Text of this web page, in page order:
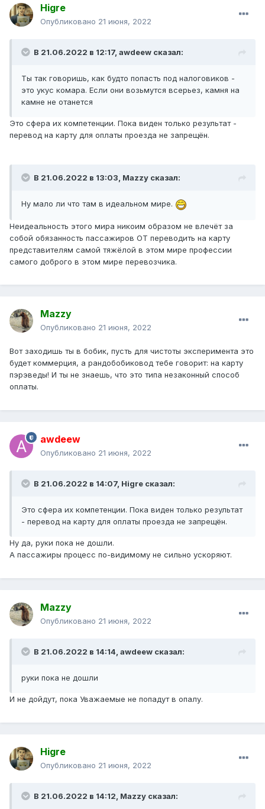
Higre
Опубликовано 21 июня, 2022
В 21.06.2022 в 12:17, awdeew сказал:
Ты так говоришь, как будто попасть под налоговиков -
это укус комара. Если они возьмутся всерьез, камня на
камне не отанется
Это сфера их компетенции. Пока виден только результат -
перевод на карту для оплаты проезда не запрещён.
В 21.06.2022 в 13:03, Mazzy сказал:
Ну мало ли что там в идеальном мире.
Неидеальность этого мира никоим образом не влечёт за
собой обязанность пассажиров ОТ переводить на карту
представителям самой тяжёлой в этом мире профессии
самого доброго в этом мире перевозчика.
Mazzy
Опубликовано 21 июня, 2022
Вот заходишь ты в бобик, пусть для чистоты эксперимента это
будет коммерция, а рандобобиковод тебе говорит: на карту
пэрэведы! И ты не знаешь, что это типа незаконный способ
оплаты.
awdeew
Опубликовано 21 июня, 2022
В 21.06.2022 в 14:07, Higre сказал:
Это сфера их компетенции. Пока виден только результат
- перевод на карту для оплаты проезда не запрещён.
Ну да, руки пока не дошли.
А пассажиры процесс по-видимому не сильно ускоряют.
Mazzy
Опубликовано 21 июня, 2022
В 21.06.2022 в 14:14, awdeew сказал:
руки пока не дошли
И не дойдут, пока Уважаемые не попадут в опалу.
Higre
Опубликовано 21 июня, 2022
В 21.06.2022 в 14:12, Mazzy сказал: